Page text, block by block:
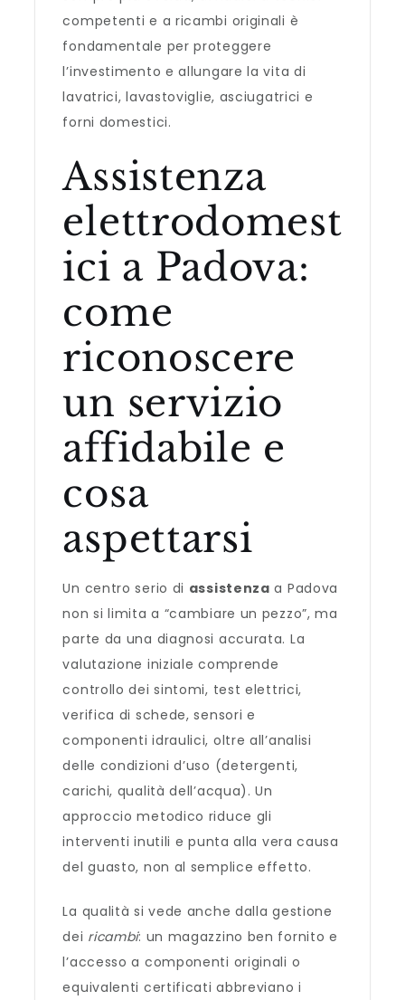
competenti e a ricambi originali è
fondamentale per proteggere
l’investimento e allungare la vita di
lavatrici, lavastoviglie, asciugatrici e
forni domestici.
Assistenza
elettrodomest
ici a Padova:
come
riconoscere
un servizio
affidabile e
cosa
aspettarsi
Un centro serio di assistenza a Padova
non si limita a “cambiare un pezzo”, ma
parte da una diagnosi accurata. La
valutazione iniziale comprende
controllo dei sintomi, test elettrici,
verifica di schede, sensori e
componenti idraulici, oltre all’analisi
delle condizioni d’uso (detergenti,
carichi, qualità dell’acqua). Un
approccio metodico riduce gli
interventi inutili e punta alla vera causa
del guasto, non al semplice effetto.
La qualità si vede anche dalla gestione
dei ricambi: un magazzino ben fornito e
l’accesso a componenti originali o
equivalenti certificati abbreviano i